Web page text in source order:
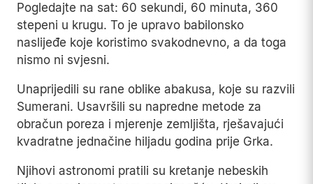
Pogledajte na sat: 60 sekundi, 60 minuta, 360
stepeni u krugu. To je upravo babilonsko
naslijeđe koje koristimo svakodnevno, a da toga
nismo ni svjesni.
Unaprijedili su rane oblike abakusa, koje su razvili
Sumerani. Usavršili su napredne metode za
obračun poreza i mjerenje zemljišta, rješavajući
kvadratne jednačine hiljadu godina prije Grka.
Njihovi astronomi pratili su kretanje nebeskih